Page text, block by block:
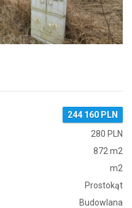
244 160 PLN
280 PLN
872 m2
m2
Prostokąt
Budowlana